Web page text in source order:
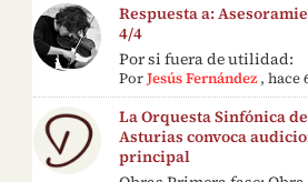
Respuesta a:
4/4
Por si fuera de utilidad:
PorJesús Fernández ,hace
La Orquesta Sinfónica
Asturias convoca
principal